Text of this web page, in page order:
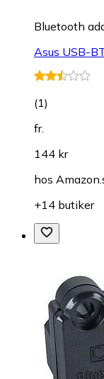
Bluetooth
Asus USB-
(1)
fr.
144 kr
hos
+14 butiker